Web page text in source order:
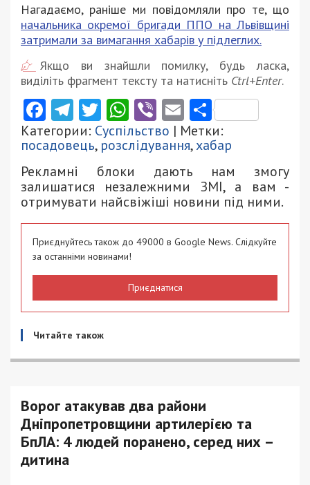
Нагадаємо, раніше ми повідомляли про те, що
начальника окремої бригади ППО на Львівщині
затримали за вимагання хабарів у підлеглих.
Якщо ви знайшли помилку, будь ласка,
виділіть фрагмент тексту та натисніть Ctrl+Enter.
Facebook
Telegram
Twitter
WhatsApp
ViberEmail
Категории: Суспільство | Метки:
посадовець, розслідування,хабар
Рекламні блоки дають нам змогу
залишатися незалежними ЗМІ, а вам -
отримувати найсвіжіші новини під ними.
Приєднуйтесь також до 49000 в Google News. Слідкуйте
за останніми новинами!
Приєднатися
Читайте також
Ворог атакував два райони
Дніпропетровщини артилерією та
БпЛА: 4 людей поранено, серед них –
дитина